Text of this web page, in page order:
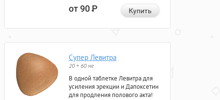
от 90Р Купить
Супер Левитра
20 + 60 мг
В одной таблетке Левитра для
усиления эрекции и Дапоксетин
для продления полового акта!